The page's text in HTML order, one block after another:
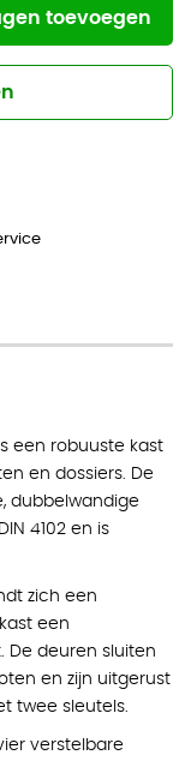
toevoegen
een robuuste kast
en dossiers. De
dubbelwandige
4102 en is
zich een
een
De deuren sluiten
en zijn uitgerust
twee sleutels.
verstelbare